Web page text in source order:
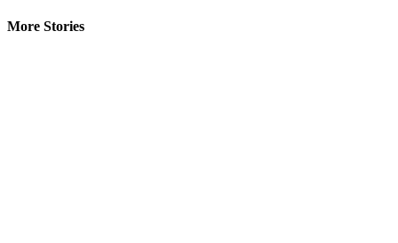
More Stories